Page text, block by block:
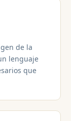
de la
lenguaje
que